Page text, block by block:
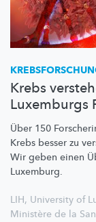
Krebs
Luxemburgs
Über 150
Krebs besser zu
Wir geben einen
Luxemburg.
LIH, University of
Ministère de la